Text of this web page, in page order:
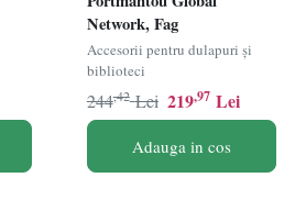
Network, Fag
Accesorii pentru dulapuri și
biblioteci
219,97 Lei
244,42 Lei
Adauga in cos